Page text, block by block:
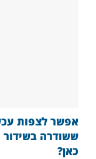
אפשר לצפות
ששודרה בשידור
כאן?